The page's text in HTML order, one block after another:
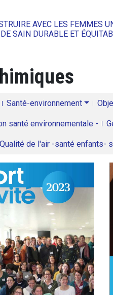
AVEC LES FEMMES
SAIN DURABLE ET
Santé-environnement
santé environnementale -
de l'air -santé enfants-